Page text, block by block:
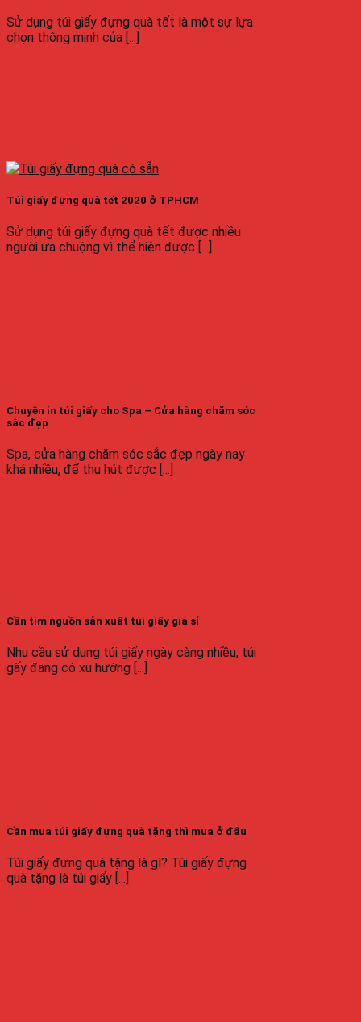
Sử dụng túi giấy đựng quà tết là một sự lựa
chọn thông minh của [...]
Túi giấy đựng quà tết 2020 ở TPHCM
Sử dụng túi giấy đựng quà tết được nhiều
người ưa chuộng vì thể hiện được [...]
Chuyên in túi giấy cho Spa – Cửa hàng chăm sóc
sắc đẹp
Spa, cửa hàng chăm sóc sắc đẹp ngày nay
khá nhiều, để thu hút được [...]
Cần tìm nguồn sản xuất túi giấy giá sỉ
Nhu cầu sử dụng túi giấy ngày càng nhiều, túi
gấy đang có xu hướng [...]
Cần mua túi giấy đựng quà tặng thì mua ở đâu
Túi giấy đựng quà tặng là gì? Túi giấy đựng
quà tặng là túi giấy [...]